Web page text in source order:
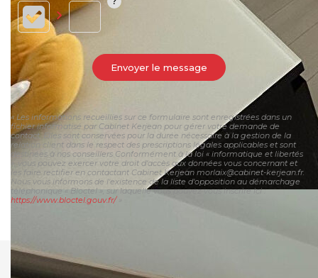
Envoyer le message
« Les informations recueillies sur ce formulaire sont enregistrées dans un
fichier informatisé par Cabinet Kerjean pour gérer votre demande de
contact. Elles sont conservées pour la durée nécessaire à la gestion de la
relation client dans le respect des prescriptions légales applicables et sont
destinées à nos conseillers Conformément à la loi « informatique et libertés
», vous pouvez exercer votre droit d'accès aux données vous concernant et
les faire rectifier en contactant Cabinet Kerjean morlaix@cabinet-kerjean.fr.
Nous vous informons de l'existence de la liste d'opposition au démarchage
téléphonique « Bloctel », sur laquelle vous pouvez vous inscrire ici :
https://www.bloctel.gouv.fr/»